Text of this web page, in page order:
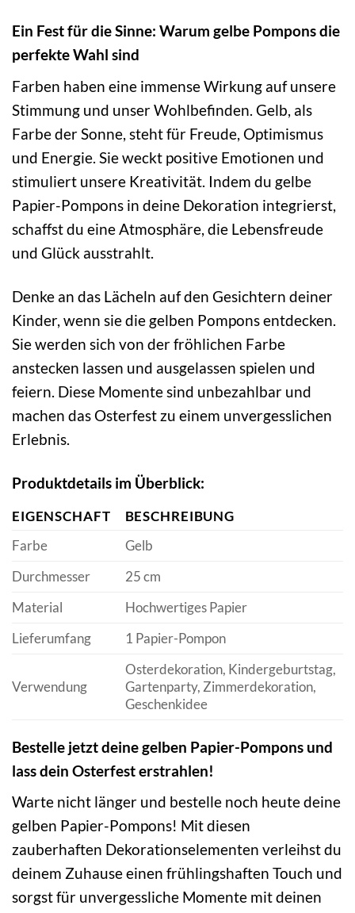
Ein Fest für die Sinne: Warum gelbe Pompons die
perfekte Wahl sind
Farben haben eine immense Wirkung auf unsere
Stimmung und unser Wohlbefinden. Gelb, als
Farbe der Sonne, steht für Freude, Optimismus
und Energie. Sie weckt positive Emotionen und
stimuliert unsere Kreativität. Indem du gelbe
Papier-Pompons in deine Dekoration integrierst,
schaffst du eine Atmosphäre, die Lebensfreude
und Glück ausstrahlt.
Denke an das Lächeln auf den Gesichtern deiner
Kinder, wenn sie die gelben Pompons entdecken.
Sie werden sich von der fröhlichen Farbe
anstecken lassen und ausgelassen spielen und
feiern. Diese Momente sind unbezahlbar und
machen das Osterfest zu einem unvergesslichen
Erlebnis.
Produktdetails im Überblick:
EIGENSCHAFT
BESCHREIBUNG
Farbe
Gelb
Durchmesser
25 cm
Material
Hochwertiges Papier
Lieferumfang
1 Papier-Pompon
Verwendung
Osterdekoration, Kindergeburtstag,
Gartenparty, Zimmerdekoration,
Geschenkidee
Bestelle jetzt deine gelben Papier-Pompons und
lass dein Osterfest erstrahlen!
Warte nicht länger und bestelle noch heute deine
gelben Papier-Pompons! Mit diesen
zauberhaften Dekorationselementen verleihst du
deinem Zuhause einen frühlingshaften Touch und
sorgst für unvergessliche Momente mit deinen